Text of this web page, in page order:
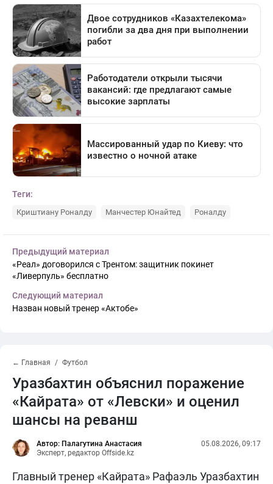
Теги:
Криштиану Роналду Манчестер Юнайтед Роналду
Предыдущий материал
«Реал» договорился с Трентом: защитник покинет
«Ливерпуль» бесплатно
Следующий материал
Назван новый тренер «Актобе»
← Главная Футбол
Уразбахтин объяснил поражение
«Кайрата» от «Левски» и оценил
шансы на реванш
Автор: Палагутина Анастасия
Эксперт, редактор Offside.kz
05.08.2026, 09:17
Главный тренер «Кайрата» Рафаэль Уразбахтин